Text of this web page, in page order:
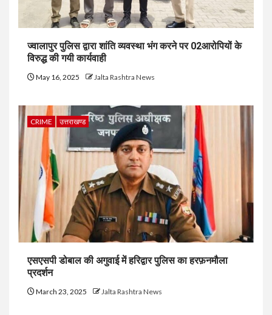
ज्वालापुर पुलिस द्वारा शांति व्यवस्था भंग करने पर 02आरोपियों के
विरुद्ध की गयी कार्यवाही
May 16, 2025 Jalta Rashtra News
CRIME उत्तराखण्ड
एसएसपी डोबाल की अगुवाई में हरिद्वार पुलिस का हरफ़नमौला
प्रदर्शन
March 23, 2025 Jalta Rashtra News